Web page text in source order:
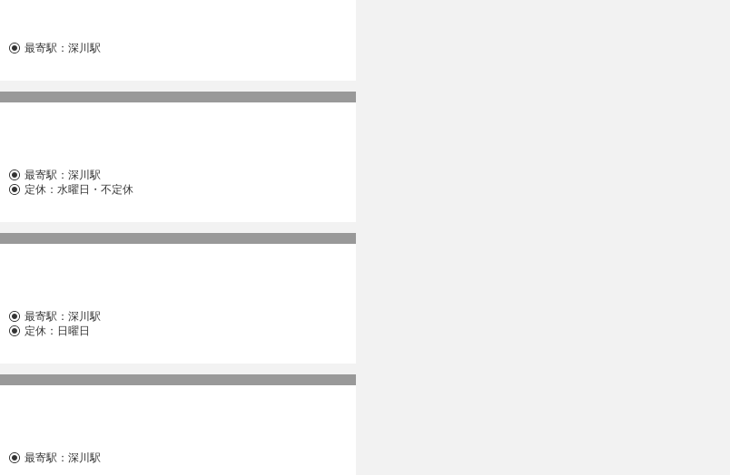
最寄駅： 深川駅
最寄駅： 深川駅
定休：水曜日・不定休
最寄駅： 深川駅
定休：日曜日
最寄駅： 深川駅